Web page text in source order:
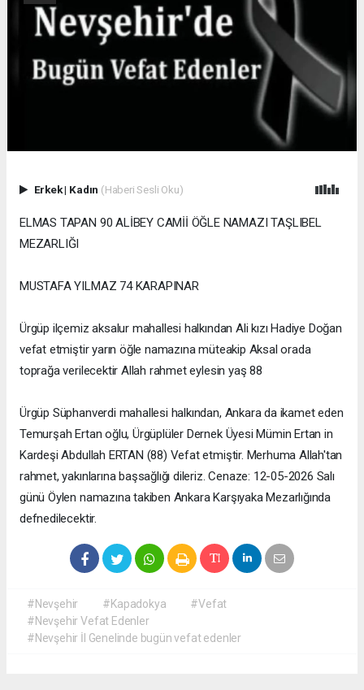
Erkek| Kadın (Haberi Sesli Oku)
ELMAS TAPAN 90 ALİBEY CAMİİ ÖĞLE NAMAZI TAŞLIBEL
MEZARLIĞI
MUSTAFA YILMAZ 74 KARAPINAR
Ürgüp ilçemiz aksalur mahallesi halkından Ali kızı Hadiye Doğan
vefat etmiştir yarın öğle namazına müteakip Aksal orada
toprağa verilecektir Allah rahmet eylesin yaş 88
Ürgüp Süphanverdi mahallesi halkından, Ankara da ikamet eden
Temurşah Ertan oğlu, Ürgüplüler Dernek Üyesi Mümin Ertan in
Kardeşi Abdullah ERTAN (88) Vefat etmiştir. Merhuma Allah'tan
rahmet, yakınlarına başsağlığı dileriz. Cenaze: 12-05-2026 Salı
günü Öylen namazına takiben Ankara Karşıyaka Mezarlığında
defnedilecektir.
#Nevşehir #Kapadokya
#Vefat
#Nevşehir Vefat Edenler
#Nevşehir İl Genelinde bugün vefat edenler